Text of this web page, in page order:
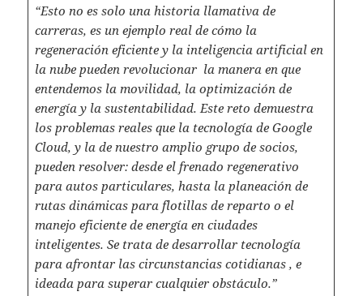
“Esto no es solo una historia llamativa de
carreras, es un ejemplo real de cómo la
regeneración eficiente y la inteligencia artificial en
la nube pueden revolucionar la manera en que
entendemos la movilidad, la optimización de
energía y la sustentabilidad. Este reto demuestra
los problemas reales que la tecnología de Google
Cloud, y la de nuestro amplio grupo de socios,
pueden resolver: desde el frenado regenerativo
para autos particulares, hasta la planeación de
rutas dinámicas para flotillas de reparto o el
manejo eficiente de energía en ciudades
inteligentes. Se trata de desarrollar tecnología
para afrontar las circunstancias cotidianas , e
ideada para superar cualquier obstáculo.”